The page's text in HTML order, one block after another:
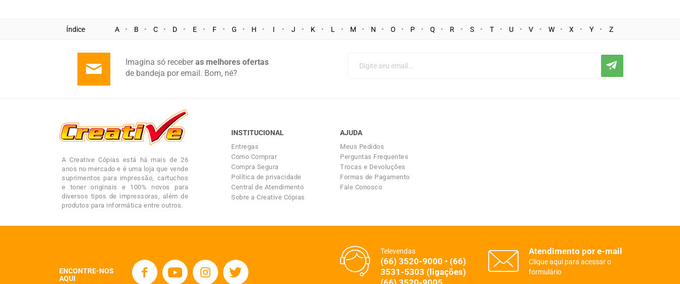
Índice A B C D E F G H I J K L M N O P Q R S T U V W X Y Z
Imagina só receberas melhores ofertas
de bandeja por email. Bom, né?
A Creative Cópias está há mais de 26
anos no mercado e é uma loja que vende
suprimentos para impressão, cartuchos
e toner originais e 100% novos para
diversos tipos de impressoras, além de
produtos para informática entre outros.
INSTITUCIONAL
Entregas
Como Comprar
Compra Segura
Política de privacidade
Central de Atendimento
Sobre a Creative Cópias
AJUDA
Meus Pedidos
Perguntas Frequentes
Trocas e Devoluções
Formas de Pagamento
Fale Conosco
ENCONTRE-NOS
AQUI
Televendas
(66) 3520-9000 • (66)
3531-5303 (ligações)
Atendimento por e-mail
Clique aqui para acessar o
formulário